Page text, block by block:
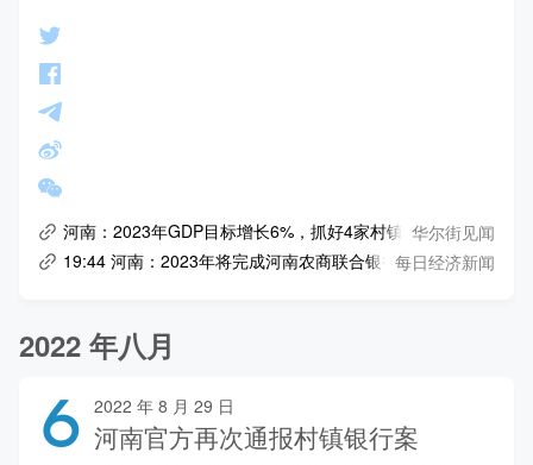
河南：2023年GDP目标增长6%，抓好4家村镇银行后续风险处
华尔街见闻
19:44 河南：2023年将完成河南农商联合银行组建每日经济新闻
2022 年八月
6 2022 年 8 月 29 日
河南官方再次通报村镇银行案